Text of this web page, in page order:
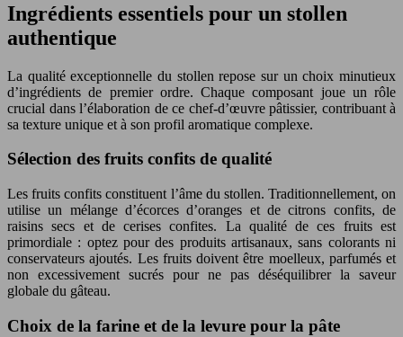
Ingrédients essentiels pour un stollen
authentique
La qualité exceptionnelle du stollen repose sur un choix minutieux
d’ingrédients de premier ordre. Chaque composant joue un rôle
crucial dans l’élaboration de ce chef-d’œuvre pâtissier, contribuant à
sa texture unique et à son profil aromatique complexe.
Sélection des fruits confits de qualité
Les fruits confits constituent l’âme du stollen. Traditionnellement, on
utilise un mélange d’écorces d’oranges et de citrons confits, de
raisins secs et de cerises confites. La qualité de ces fruits est
primordiale : optez pour des produits artisanaux, sans colorants ni
conservateurs ajoutés. Les fruits doivent être moelleux, parfumés et
non excessivement sucrés pour ne pas déséquilibrer la saveur
globale du gâteau.
Choix de la farine et de la levure pour la pâte